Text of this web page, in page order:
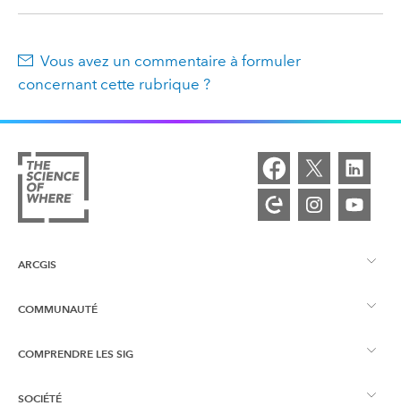
Vous avez un commentaire à formuler
concernant cette rubrique ?
ARCGIS
Vue d’ensemble d’ArcGIS
Cartographie
COMMUNAUTÉ
Esri Community
Blog ArcGIS
COMPRENDRE LES SIG
Qu’est-ce qu’un SIG ?
SOCIÉTÉ